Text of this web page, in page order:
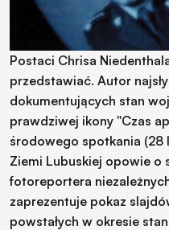
Postaci Chrisa
przedstawiać. Autor
dokumentujących stan
prawdziwej ikony "Czas
środowego spotkania (28
Ziemi Lubuskiej opowie o
fotoreportera
zaprezentuje pokaz
powstałych w okresie